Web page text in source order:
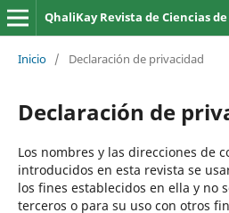
QhaliKay Revista de Ciencias de
Inicio / Declaración de privacidad
Declaración de
Los nombres y las direcciones de
introducidos en esta revista se
los fines establecidos en ella y no
terceros o para su uso con otros